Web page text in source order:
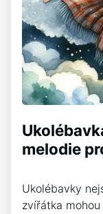
melodie
Ukolébavky
zvířátka